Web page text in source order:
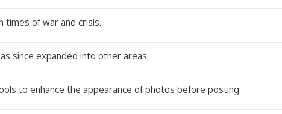
times of war and crisis.
since expanded into other areas.
to enhance the appearance of photos before posting.